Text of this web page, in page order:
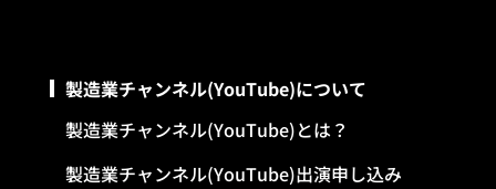
製造業チャンネル(YouTube)について
製造業チャンネル(YouTube)とは？
製造業チャンネル(YouTube)出演申し込み